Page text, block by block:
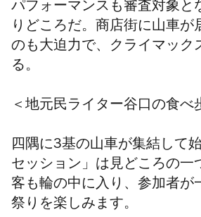
パフォーマンスも審査対象と
りどころだ。商店街に山車が
のも大迫力で、クライマック
る。
＜ 地元民ライター谷口の食べ
四隅に3基の山車が集結して
セッション」は見どころの一
客も輪の中に入り、参加者が
祭りを楽しみます。